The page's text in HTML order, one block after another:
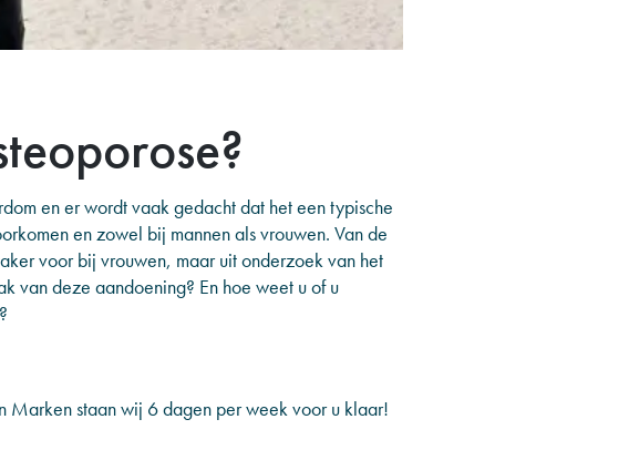
en er wordt vaak gedacht dat het een typische
en zowel bij mannen als vrouwen. Van de
voor bij vrouwen, maar uit onderzoek van het
van deze aandoening? En hoe weet u of u
Marken staan wij 6 dagen per week voor u klaar!